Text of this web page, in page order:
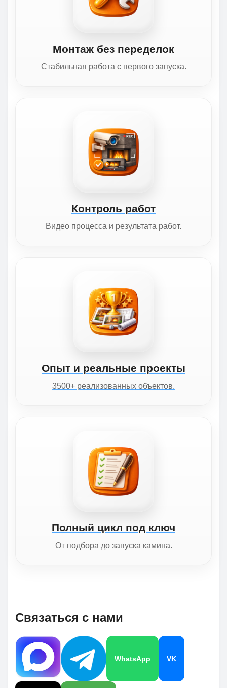
Монтаж без переделок
Стабильная работа с первого запуска.
Контроль работ
Видео процесса и результата работ.
Опыт и реальные проекты
3500+ реализованных объектов.
Полный цикл под ключ
От подбора до запуска камина.
Связаться с нами
WhatsApp VK